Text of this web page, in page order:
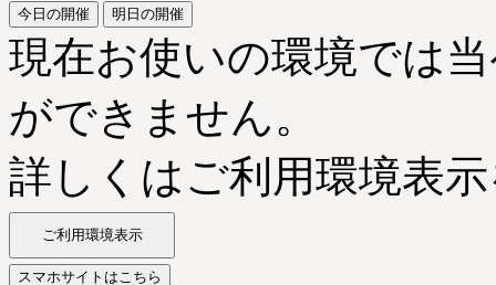
今日の開催 明日の開催
現在お使いの環境では
ができません。
詳しくはご利用環境表
ご利用環境表示
スマホサイトはこちら